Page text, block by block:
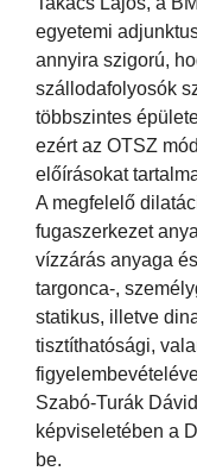
egyetemi
annyira szigorú,
szállodafolyosók
többszintes
ezért az OTSZ
előírásokat
A megfelelő
fugaszerkezet
vízzárás anyaga
targonca-,
statikus, illetve
tisztíthatósági,
Szabó-Turák
képviseletében a
be.